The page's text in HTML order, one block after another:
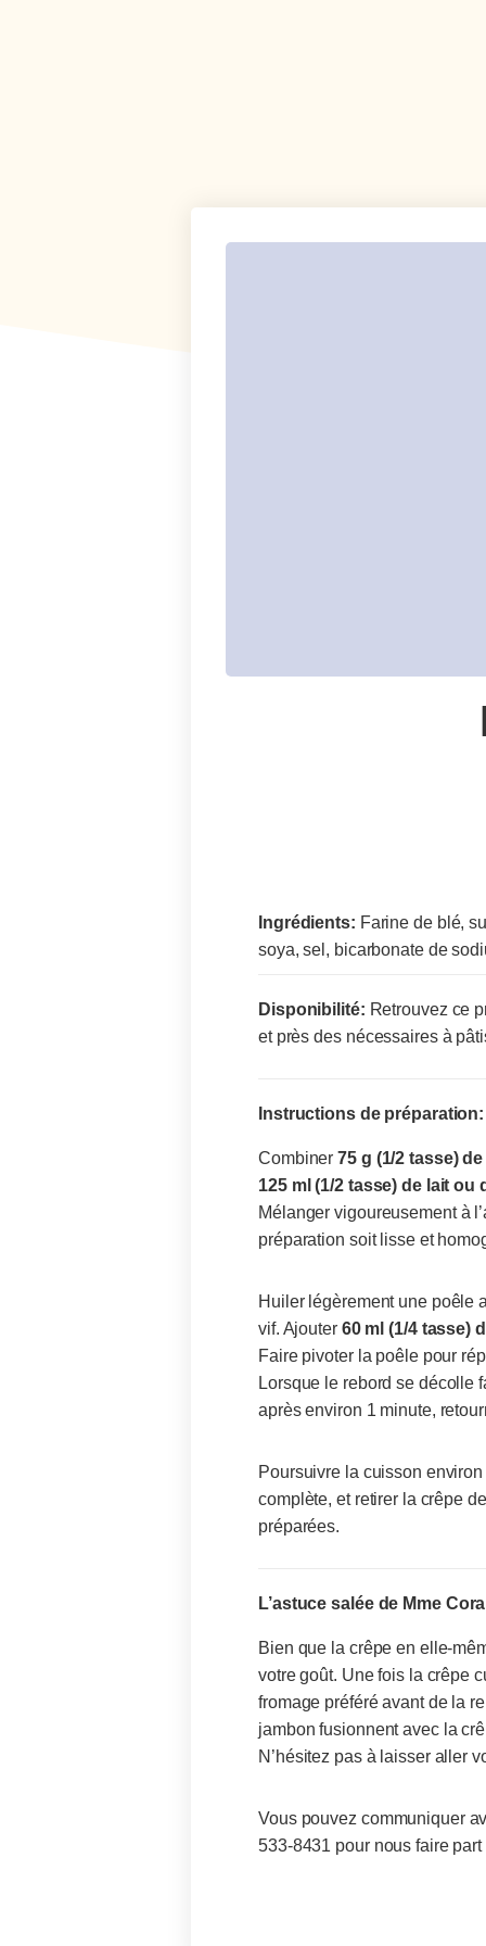
Ingrédients: Farine de blé,
soya, sel, bicarbonate de
Disponibilité: Retrouvez ce
et près des nécessaires à
Instructions de préparation:
Combiner75 g (1/2 tasse)
125 ml (1/2 tasse) de lait
Mélanger vigoureusement à
préparation soit lisse et
Huiler légèrement une poêle
vif. Ajouter 60 ml (1/4 tasse)
Faire pivoter la poêle pour
Lorsque le rebord se décolle
après environ 1 minute,
Poursuivre la cuisson
complète, et retirer la crêpe
préparées.
L’astuce salée de Mme Cora
Bien que la crêpe en elle-
votre goût. Une fois la crêpe
fromage préféré avant de la
jambon fusionnent avec la
N’hésitez pas à laisser aller
Vous pouvez communiquer
533-8431 pour nous faire